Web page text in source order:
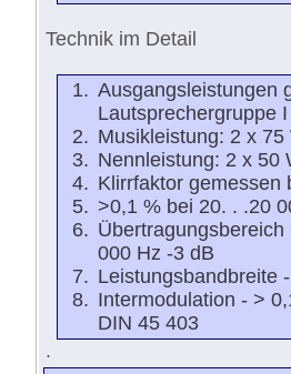
Technik im Detail
Ausgangsleistungen
Lautsprechergruppe
Musikleistung: 2 x
Nennleistung: 2 x 50
Klirrfaktor gemessen
>0,1 % bei 20. . .20
000 Hz -3 dB
Leistungsbandbreite
Intermodulation - >
DIN 45 403
.